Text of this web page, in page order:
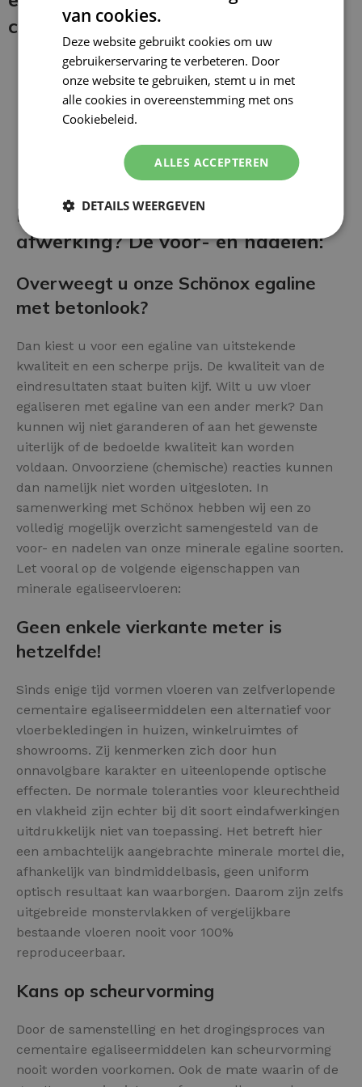
coating:
Betonlook Egaline als vloer
afwerking? De voor- en nadelen:
Overweegt u onze Schönox egaline
met betonlook?
Dan kiest u voor een egaline van uitstekende
kwaliteit en een scherpe prijs. De kwaliteit van de
eindresultaten staat buiten kijf. Wilt u uw vloer
egaliseren met egaline van een ander merk? Dan
kunnen wij niet garanderen of aan het gewenste
uiterlijk of de bedoelde kwaliteit kan worden
voldaan. Onvoorziene (chemische) reacties kunnen
dan namelijk niet worden uitgesloten. In
samenwerking met Schönox hebben wij een zo
volledig mogelijk overzicht samengesteld van de
voor- en nadelen van onze minerale egaline soorten.
Let vooral op de volgende eigenschappen van
minerale egaliseervloeren:
Geen enkele vierkante meter is
hetzelfde!
Sinds enige tijd vormen vloeren van zelfverlopende
cementaire egaliseermiddelen een alternatief voor
vloerbekledingen in huizen, winkelruimtes of
showrooms. Zij kenmerken zich door hun
onnavolgbare karakter en uiteenlopende optische
effecten. De normale toleranties voor kleurechtheid
en vlakheid zijn echter bij dit soort eindafwerkingen
uitdrukkelijk niet van toepassing. Het betreft hier
een ambachtelijk aangebrachte minerale mortel die,
afhankelijk van bindmiddelbasis, geen uniform
optisch resultaat kan waarborgen. Daarom zijn zelfs
uitgebreide monstervlakken of vergelijkbare
bestaande vloeren nooit voor 100%
reproduceerbaar.
Kans op scheurvorming
Door de samenstelling en het drogingsproces van
cementaire egaliseermiddelen kan scheurvorming
nooit worden voorkomen. Ook de mate waarin of de
van cookies.
Deze website gebruikt cookies om uw
gebruikerservaring te verbeteren. Door
onze website te gebruiken, stemt u in met
alle cookies in overeenstemming met ons
Cookiebeleid.
ALLES ACCEPTEREN
DETAILS WEERGEVEN